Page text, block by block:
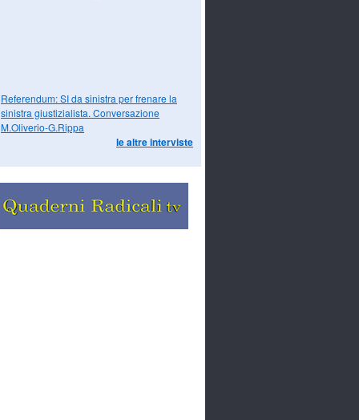
Referendum: SI da sinistra per frenare la
sinistra giustizialista. Conversazione
M.Oliverio-G.Rippa
le altre interviste